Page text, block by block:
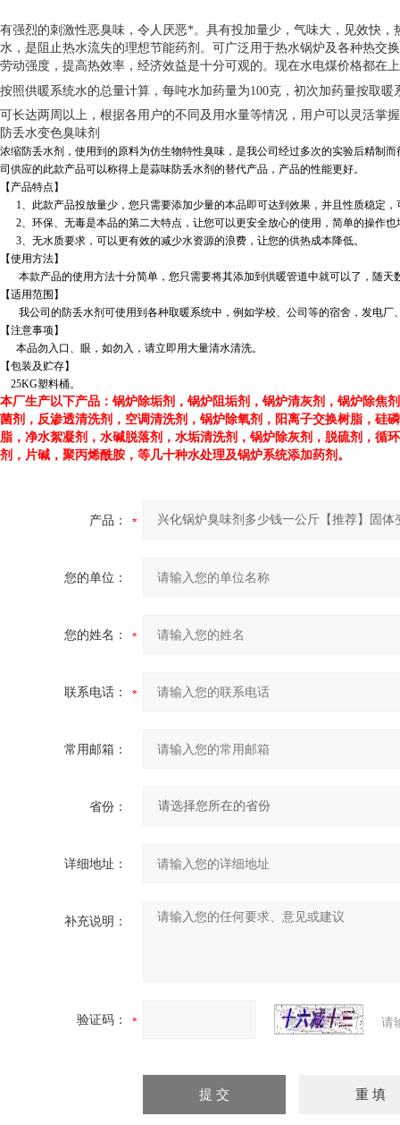
有强烈的刺激性恶臭味，令人厌恶*。具有投加量少，气味大，见效快
水，是阻止热水流失的理想节能药剂。可广泛用于热水锅炉及各种热交
劳动强度，提高热效率，经济效益是十分可观的。现在水电煤价格都在
按照供暖系统水的总量计算，每吨水加药量为100克，初次加药量按取暖
可长达两周以上，根据各用户的不同及用水量等情况，用户可以灵活掌
防丢水变色臭味剂
浓缩防丢水剂，使用到的原料为仿生物特性臭味，是我公司经过多次的实验后精制
司供应的此款产品可以称得上是蒜味防丢水剂的替代产品，产品的性能更好。
【产品特点】
1、此款产品投放量少，您只需要添加少量的本品即可达到效果，并且性质稳定，
2、环保、无毒是本品的第二大特点，让您可以更安全放心的使用，简单的操作也
3、无水质要求，可以更有效的减少水资源的浪费，让您的供热成本降低。
【使用方法】
本款产品的使用方法十分简单，您只需要将其添加到供暖管道中就可以了，随天
【适用范围】
我公司的防丢水剂可使用到各种取暖系统中，例如学校、公司等的宿舍，发电厂
【注意事项】
本品勿入口、眼，如勿入，请立即用大量清水清洗。
【包装及贮存】
25KG塑料桶。
本厂生产以下产品： 锅炉除垢剂，锅炉阻垢剂，锅炉清灰剂，锅炉除焦
菌剂，反渗透清洗剂，空调清洗剂，锅炉除氧剂，阳离子交换树脂，硅
脂，净水絮凝剂，水碱脱落剂，水垢清洗剂，锅炉除灰剂，脱硫剂，循
剂，片碱，聚丙烯酰胺，等几十种水处理及锅炉系统添加药剂。
产品：
您的单位：
您的姓名：
联系电话：
常用邮箱：
省份：
详细地址：
补充说明：
验证码： 请